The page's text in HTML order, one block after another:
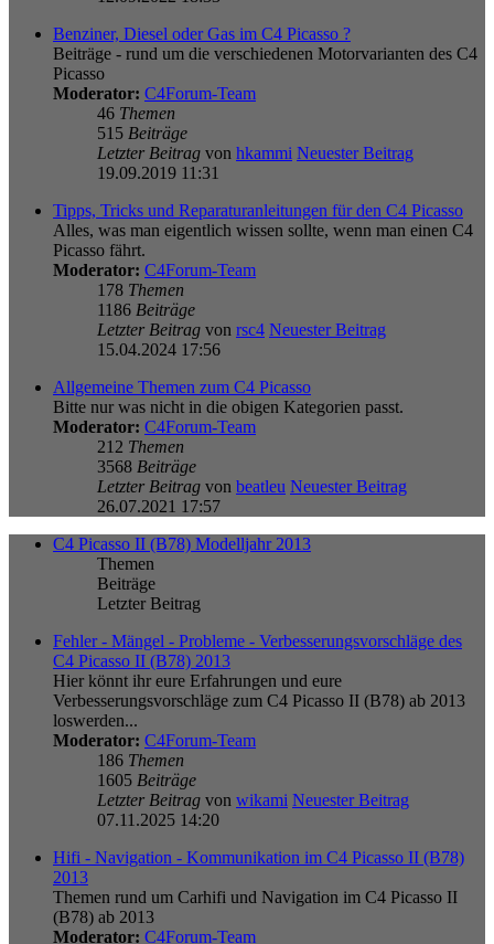
Benziner, Diesel oder Gas im C4 Picasso ?
Beiträge - rund um die verschiedenen Motorvarianten des C4
Picasso
Moderator: C4Forum-Team
46 Themen
515 Beiträge
Letzter Beitrag von hkammi Neuester Beitrag
19.09.2019 11:31
Tipps, Tricks und Reparaturanleitungen für den C4 Picasso
Alles, was man eigentlich wissen sollte, wenn man einen C4
Picasso fährt.
Moderator: C4Forum-Team
178 Themen
1186 Beiträge
Letzter Beitrag von rsc4 Neuester Beitrag
15.04.2024 17:56
Allgemeine Themen zum C4 Picasso
Bitte nur was nicht in die obigen Kategorien passt.
Moderator: C4Forum-Team
212 Themen
3568 Beiträge
Letzter Beitrag von beatleu Neuester Beitrag
26.07.2021 17:57
C4 Picasso II (B78) Modelljahr 2013
Themen
Beiträge
Letzter Beitrag
Fehler - Mängel - Probleme - Verbesserungsvorschläge des
C4 Picasso II (B78) 2013
Hier könnt ihr eure Erfahrungen und eure
Verbesserungsvorschläge zum C4 Picasso II (B78) ab 2013
loswerden...
Moderator: C4Forum-Team
186 Themen
1605 Beiträge
Letzter Beitrag von wikami Neuester Beitrag
07.11.2025 14:20
Hifi - Navigation - Kommunikation im C4 Picasso II (B78)
2013
Themen rund um Carhifi und Navigation im C4 Picasso II
(B78) ab 2013
Moderator: C4Forum-Team